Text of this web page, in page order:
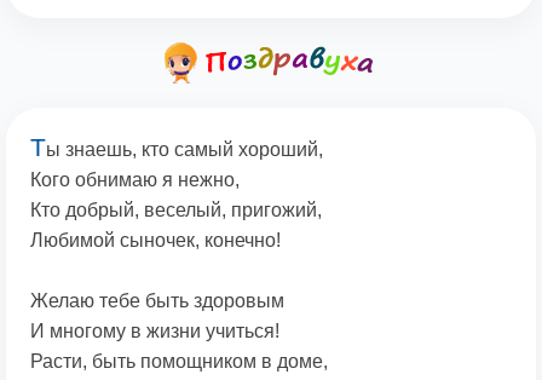
Ты знаешь, кто самый хороший,
Кого обнимаю я нежно,
Кто добрый, веселый, пригожий,
Любимой сыночек, конечно!
Желаю тебе быть здоровым
И многому в жизни учиться!
Расти, быть помощником в доме,